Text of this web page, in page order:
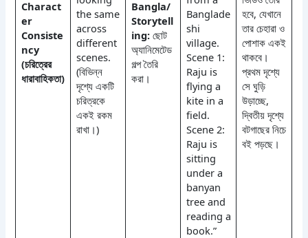
Charact
er
Consiste
ncy
(চরিত্রের
ধারাবাহিকতা)
the same
across
different
scenes.
(বিভিন্ন
দৃশ্যে একটি
চরিত্রকে
একই রকম
রাখা।)
Bangla/
Storytell
ing:ছোট
অ্যানিমেটেড
গল্প তৈরি
করা।
Banglade
shi
village.
Scene 1:
Raju is
flying a
kite in a
field.
Scene 2:
Raju is
sitting
under a
banyan
tree and
reading a
book.”
হবে, যেখানে
তার চেহারা ও
পোশাক একই
থাকবে।
প্রথম দৃশ্যে
সে ঘুড়ি
উড়াচ্ছে,
দ্বিতীয় দৃশ্যে
বটগাছের নিচে
বই পড়ছে।